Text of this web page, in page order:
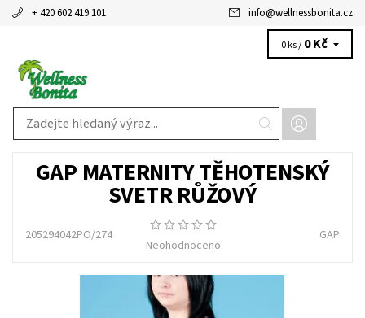
+ 420 602 419 101 info@wellnessbonita.cz
0 ks / 0 Kč
GAP MATERNITY TĚHOTENSKÝ
SVETR RŮŽOVÝ
205294042PO/274
Neohodnoceno
GAP